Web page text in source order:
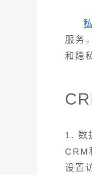
服务
和隐
1. 数
CRM
设置